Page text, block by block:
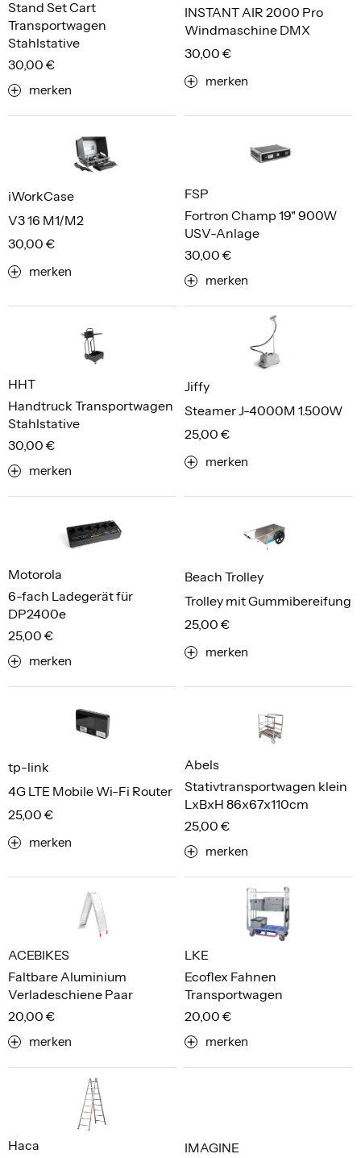
Stand Set Cart
Transportwagen
Stahlstative
30,00 €
merken
INSTANT AIR 2000 Pro
Windmaschine DMX
30,00 €
merken
V3 16 M1/M2
iWorkCase
30,00 €
merken
Fortron Champ 19" 900W
USV-Anlage
FSP
30,00 €
merken
Handtruck Transportwagen
Stahlstative
HHT
30,00 €
merken
Steamer J-4000M 1.500W
Jiffy
25,00 €
merken
6-fach Ladegerät für
DP2400e
Motorola
25,00 €
merken
Trolley mit Gummibereifung
Beach Trolley
25,00 €
merken
4G LTE Mobile Wi-Fi Router
tp-link
25,00 €
merken
Stativtransportwagen klein
LxBxH 86x67x110cm
Abels
25,00 €
merken
Faltbare Aluminium
Verladeschiene Paar
ACEBIKES
20,00 €
merken
Ecoflex Fahnen
Transportwagen
LKE
20,00 €
merken
Haca IMAGINE